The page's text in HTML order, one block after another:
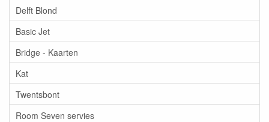
Delft Blond
Basic Jet
Bridge - Kaarten
Kat
Twentsbont
Room Seven servies